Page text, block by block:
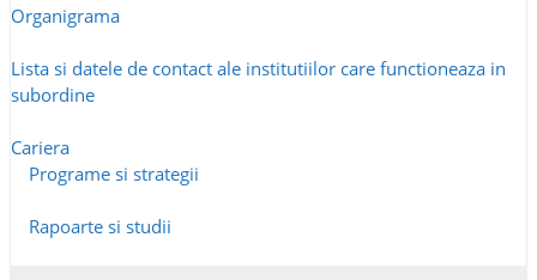
Organigrama
Lista si datele de contact ale institutiilor care functioneaza in
subordine
Cariera
Programe si strategii
Rapoarte si studii